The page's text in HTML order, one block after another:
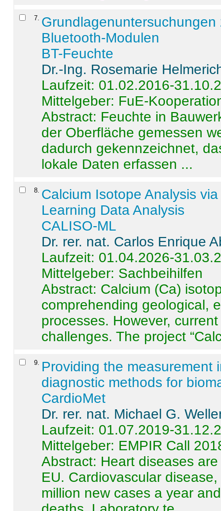
7
Bluetooth-Modulen
BT-Feuchte
Dr.-Ing. Rosemarie
Laufzeit: 01.02.2016-
Mittelgeber: FuE-
Abstract: Feuchte in
der Oberfläche gemessen
dadurch gekennzeichnet,
lokale Daten erfassen ...
8 Calcium Isotope Analysis
Learning Data Analysis
CALISO-ML
Dr. rer. nat. Carlos Enrique
Laufzeit: 01.04.2026-
Mittelgeber: Sachbeihilfen
Abstract: Calcium (Ca)
comprehending geological,
processes. However,
challenges. The project
9
Providing the measurement
diagnostic methods for
CardioMet
Dr. rer. nat. Michael G.
Laufzeit: 01.07.2019-
Mittelgeber: EMPIR Call
Abstract: Heart diseases
EU. Cardiovascular
million new cases a year